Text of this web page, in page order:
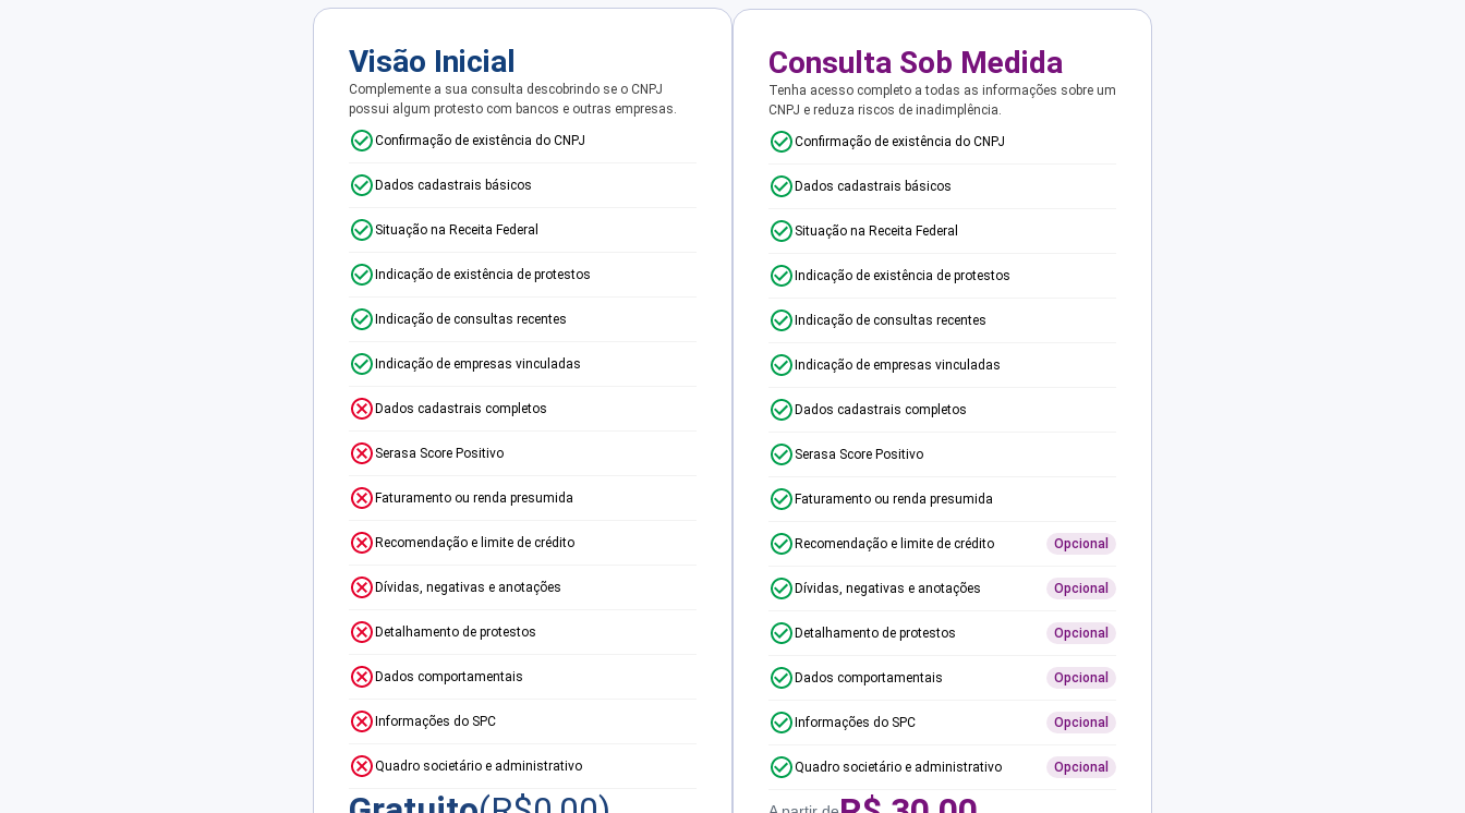
Visão Inicial
Complemente a sua consulta descobrindo se o CNPJ
possui algum protesto com bancos e outras empresas.
Confirmação de existência do CNPJ
Dados cadastrais básicos
Situação na Receita Federal
Indicação de existência de protestos
Indicação de consultas recentes
Indicação de empresas vinculadas
Dados cadastrais completos
Serasa Score Positivo
Faturamento ou renda presumida
Recomendação e limite de crédito
Dívidas, negativas e anotações
Detalhamento de protestos
Dados comportamentais
Informações do SPC
Quadro societário e administrativo
Consulta Sob Medida
Tenha acesso completo a todas as informações sobre um
CNPJ e reduza riscos de inadimplência.
Confirmação de existência do CNPJ
Dados cadastrais básicos
Situação na Receita Federal
Indicação de existência de protestos
Indicação de consultas recentes
Indicação de empresas vinculadas
Dados cadastrais completos
Serasa Score Positivo
Faturamento ou renda presumida
Recomendação e limite de crédito Opcional
Dívidas, negativas e anotações Opcional
Detalhamento de protestos Opcional
Dados comportamentais Opcional
Informações do SPC Opcional
Quadro societário e administrativo Opcional